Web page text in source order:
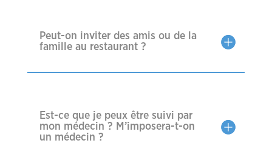
Peut-on inviter des amis ou de la
famille au restaurant ?
Est-ce que je peux être suivi par
mon médecin ? M’imposera-t-on
un médecin ?